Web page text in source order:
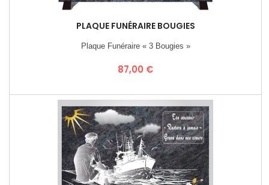
PLAQUE FUNÉRAIRE BOUGIES
Plaque Funéraire « 3 Bougies »
Prix
87,00 €